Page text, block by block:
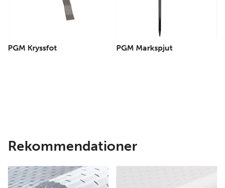
PGM Kryssfot PGM Markspjut
Rekommendationer